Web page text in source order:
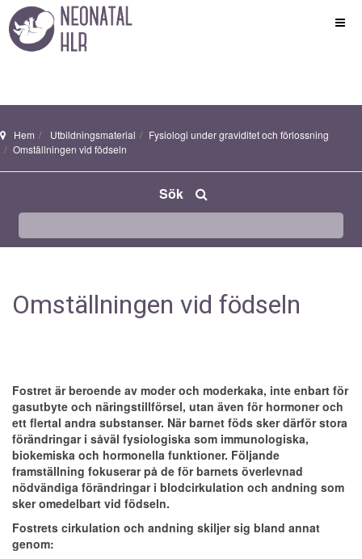
Hem Utbildningsmaterial
Fysiologi under graviditet och förlossning
Omställningen vid födseln
Sök
Omställningen vid födseln
Fostret är beroende av moder och moderkaka, inte enbart för
gasutbyte och näringstillförsel, utan även för hormoner och
ett flertal andra substanser. När barnet föds sker därför stora
förändringar i såväl fysiologiska som immunologiska,
biokemiska och hormonella funktioner. Följande
framställning fokuserar på de för barnets överlevnad
nödvändiga förändringar i blodcirkulation och andning som
sker omedelbart vid födseln.
Fostrets cirkulation och andning skiljer sig bland annat
genom: